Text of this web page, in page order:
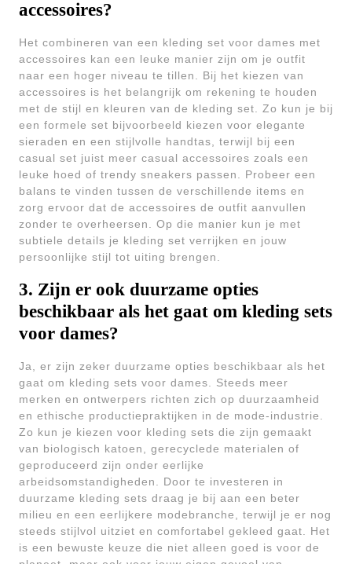
accessoires?
Het combineren van een kleding set voor dames met
accessoires kan een leuke manier zijn om je outfit
naar een hoger niveau te tillen. Bij het kiezen van
accessoires is het belangrijk om rekening te houden
met de stijl en kleuren van de kleding set. Zo kun je bij
een formele set bijvoorbeeld kiezen voor elegante
sieraden en een stijlvolle handtas, terwijl bij een
casual set juist meer casual accessoires zoals een
leuke hoed of trendy sneakers passen. Probeer een
balans te vinden tussen de verschillende items en
zorg ervoor dat de accessoires de outfit aanvullen
zonder te overheersen. Op die manier kun je met
subtiele details je kleding set verrijken en jouw
persoonlijke stijl tot uiting brengen.
3. Zijn er ook duurzame opties
beschikbaar als het gaat om kleding sets
voor dames?
Ja, er zijn zeker duurzame opties beschikbaar als het
gaat om kleding sets voor dames. Steeds meer
merken en ontwerpers richten zich op duurzaamheid
en ethische productiepraktijken in de mode-industrie.
Zo kun je kiezen voor kleding sets die zijn gemaakt
van biologisch katoen, gerecyclede materialen of
geproduceerd zijn onder eerlijke
arbeidsomstandigheden. Door te investeren in
duurzame kleding sets draag je bij aan een beter
milieu en een eerlijkere modebranche, terwijl je er nog
steeds stijlvol uitziet en comfortabel gekleed gaat. Het
is een bewuste keuze die niet alleen goed is voor de